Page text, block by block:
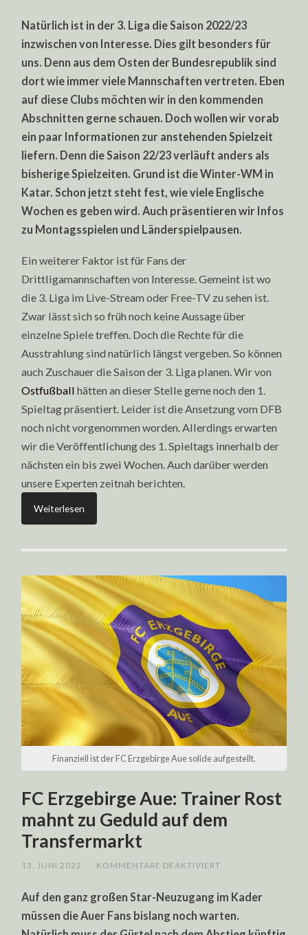
SAISON
START,
ÜBERTRAGUNG
&
INFOS
ZU
OST-
CLUBS
Natürlich ist in der 3. Liga die Saison 2022/23
inzwischen von Interesse. Dies gilt besonders für
uns. Denn aus dem Osten der Bundesrepublik sind
dort wie immer viele Mannschaften vertreten. Eben
auf diese Clubs möchten wir in den kommenden
Abschnitten gerne schauen. Doch wollen wir vorab
ein paar Informationen zur anstehenden Spielzeit
liefern. Denn die Saison 22/23 verläuft anders als
bisherige Spielzeiten. Grund ist die Winter-WM in
Katar. Schon jetzt steht fest, wie viele Englische
Wochen es geben wird. Auch präsentieren wir Infos
zu Montagsspielen und Länderspielpausen.
Ein weiterer Faktor ist für Fans der
Drittligamannschaften von Interesse. Gemeint ist wo
die 3. Liga im Live-Stream oder Free-TV zu sehen ist.
Zwar lässt sich so früh noch keine Aussage über
einzelne Spiele treffen. Doch die Rechte für die
Ausstrahlung sind natürlich längst vergeben. So können
auch Zuschauer die Saison der 3. Liga planen. Wir von
Ostfußball hätten an dieser Stelle gerne noch den 1.
Spieltag präsentiert. Leider ist die Ansetzung vom DFB
noch nicht vorgenommen worden. Allerdings erwarten
wir die Veröffentlichung des 1. Spieltags innerhalb der
nächsten ein bis zwei Wochen. Auch darüber werden
unsere Experten zeitnah berichten.
Weiterlesen
Finanziell ist der FC Erzgebirge Aue solide aufgestellt.
FC Erzgebirge Aue: Trainer Rost
mahnt zu Geduld auf dem
Transfermarkt
13. JUNI 2022 KOMMENTARE DEAKTIVIERT
AUE:
ROST
Auf den ganz großen Star-Neuzugang im Kader
müssen die Auer Fans bislang noch warten.